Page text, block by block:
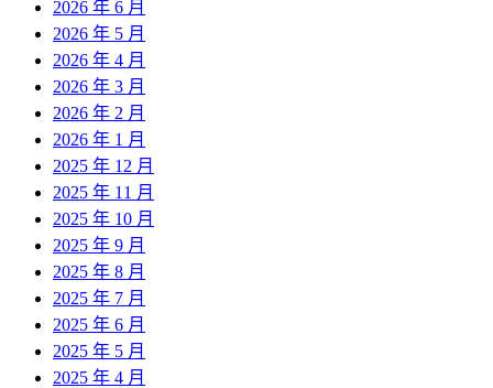
2026 年 6 月
2026 年 5 月
2026 年 4 月
2026 年 3 月
2026 年 2 月
2026 年 1 月
2025 年 12 月
2025 年 11 月
2025 年 10 月
2025 年 9 月
2025 年 8 月
2025 年 7 月
2025 年 6 月
2025 年 5 月
2025 年 4 月